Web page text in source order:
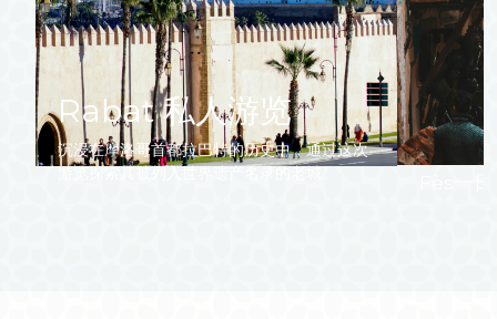
Rabat 私人游览
沉浸在摩洛哥首都拉巴特的历史中，通过这次